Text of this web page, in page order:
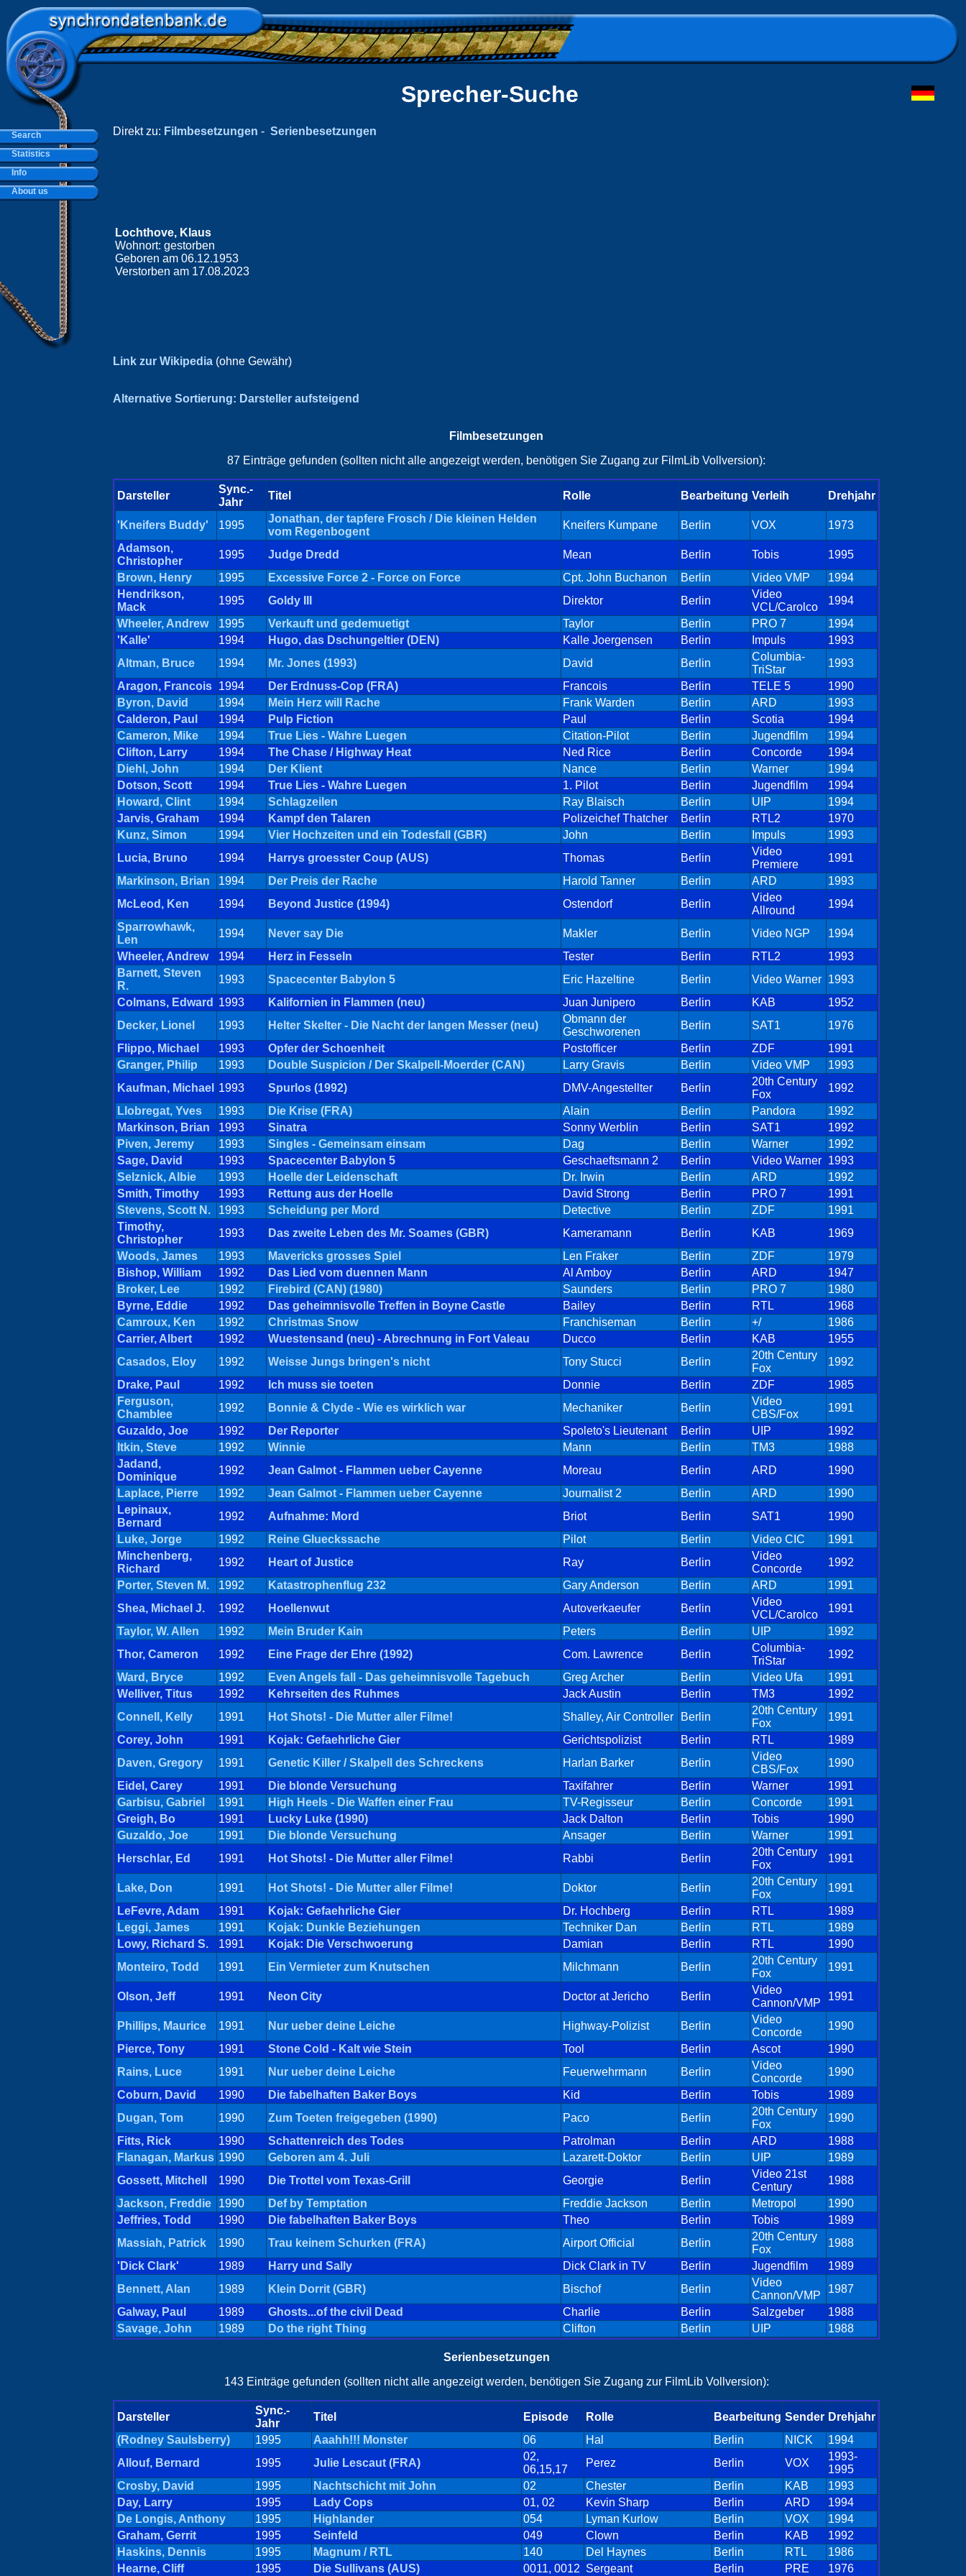
Sprecher-Suche
Direkt zu: Filmbesetzungen - Serienbesetzungen
Lochthove, Klaus
Wohnort: gestorben
Geboren am 06.12.1953
Verstorben am 17.08.2023
Link zur Wikipedia (ohne Gewähr)
Alternative Sortierung: Darsteller aufsteigend
Filmbesetzungen
87 Einträge gefunden (sollten nicht alle angezeigt werden, benötigen Sie Zugang zur FilmLib Vollversion):
Darsteller
Sync.-
Jahr
Titel Rolle Bearbeitung Verleih Drehjahr
'Kneifers Buddy' 1995
Jonathan, der tapfere Frosch / Die kleinen Helden
vom Regenbogent
Kneifers Kumpane Berlin VOX
1973
Adamson,
Christopher
1995 Judge Dredd Mean Berlin Tobis
1995
Brown, Henry
1995 Excessive Force 2 - Force on Force Cpt. John Buchanon Berlin Video VMP
1994
Hendrikson,
Mack
1995 Goldy III Direktor Berlin
Video
VCL/Carolco
1994
Wheeler, Andrew
1995 Verkauft und gedemuetigt Taylor Berlin PRO 7
1994
'Kalle'
1994 Hugo, das Dschungeltier (DEN) Kalle Joergensen Berlin Impuls
1993
Altman, Bruce
1994 Mr. Jones (1993) David Berlin
Columbia-
TriStar
1993
Aragon, Francois 1994 Der Erdnuss-Cop (FRA) Francois Berlin TELE 5
1990
Byron, David
1994 Mein Herz will Rache Frank Warden Berlin ARD
1993
Calderon, Paul
1994 Pulp Fiction Paul Berlin Scotia
1994
Cameron, Mike
1994 True Lies - Wahre Luegen Citation-Pilot Berlin Jugendfilm
1994
Clifton, Larry
1994 The Chase / Highway Heat Ned Rice Berlin Concorde
1994
Diehl, John
1994 Der Klient Nance Berlin Warner
1994
Dotson, Scott
1994 True Lies - Wahre Luegen 1. Pilot Berlin Jugendfilm
1994
Howard, Clint
1994 Schlagzeilen Ray Blaisch Berlin UIP
1994
Jarvis, Graham
1994 Kampf den Talaren Polizeichef Thatcher Berlin RTL2
1970
Kunz, Simon
1994 Vier Hochzeiten und ein Todesfall (GBR) John Berlin Impuls
1993
Lucia, Bruno
1994 Harrys groesster Coup (AUS) Thomas Berlin
Video
Premiere
1991
Markinson, Brian
1994 Der Preis der Rache Harold Tanner Berlin ARD
1993
McLeod, Ken
1994 Beyond Justice (1994) Ostendorf Berlin
Video
Allround
1994
Sparrowhawk,
Len
1994 Never say Die Makler Berlin Video NGP
1994
Wheeler, Andrew
1994 Herz in Fesseln Tester Berlin RTL2
1993
Barnett, Steven
R.
1993 Spacecenter Babylon 5 Eric Hazeltine Berlin Video Warner 1993
Colmans, Edward
1993 Kalifornien in Flammen (neu) Juan Junipero Berlin KAB
1952
Decker, Lionel
1993 Helter Skelter - Die Nacht der langen Messer (neu)
Obmann der
Geschworenen
Berlin SAT1
1976
Flippo, Michael
1993 Opfer der Schoenheit Postofficer Berlin ZDF
1991
Granger, Philip
1993 Double Suspicion / Der Skalpell-Moerder (CAN) Larry Gravis Berlin Video VMP
1993
Kaufman, Michael
1993 Spurlos (1992) DMV-Angestellter Berlin
20th Century
Fox
1992
Llobregat, Yves
1993 Die Krise (FRA) Alain Berlin Pandora
1992
Markinson, Brian
1993 Sinatra Sonny Werblin Berlin SAT1
1992
Piven, Jeremy
1993 Singles - Gemeinsam einsam Dag Berlin Warner
1992
Sage, David
1993 Spacecenter Babylon 5 Geschaeftsmann 2 Berlin Video Warner 1993
Selznick, Albie
1993 Hoelle der Leidenschaft Dr. Irwin Berlin ARD
1992
Smith, Timothy
1993 Rettung aus der Hoelle David Strong Berlin PRO 7
1991
Stevens, Scott N.
1993 Scheidung per Mord Detective Berlin ZDF
1991
Timothy,
Christopher
1993 Das zweite Leben des Mr. Soames (GBR) Kameramann Berlin KAB
1969
Woods, James
1993 Mavericks grosses Spiel Len Fraker Berlin ZDF
1979
Bishop, William
1992 Das Lied vom duennen Mann Al Amboy Berlin ARD
1947
Broker, Lee
1992 Firebird (CAN) (1980) Saunders Berlin PRO 7
1980
Byrne, Eddie
1992 Das geheimnisvolle Treffen in Boyne Castle Bailey Berlin RTL
1968
Camroux, Ken
1992 Christmas Snow Franchiseman Berlin +/
1986
Carrier, Albert
1992 Wuestensand (neu) - Abrechnung in Fort Valeau Ducco Berlin KAB
1955
Casados, Eloy
1992 Weisse Jungs bringen's nicht Tony Stucci Berlin
20th Century
Fox
1992
Drake, Paul
1992 Ich muss sie toeten Donnie Berlin ZDF
1985
Ferguson,
Chamblee
1992 Bonnie & Clyde - Wie es wirklich war Mechaniker Berlin
Video
CBS/Fox
1991
Guzaldo, Joe
1992 Der Reporter Spoleto's Lieutenant Berlin UIP
1992
Itkin, Steve
1992 Winnie Mann Berlin TM3
1988
Jadand,
Dominique
1992 Jean Galmot - Flammen ueber Cayenne Moreau Berlin ARD
1990
Laplace, Pierre
1992 Jean Galmot - Flammen ueber Cayenne Journalist 2 Berlin ARD
1990
Lepinaux,
Bernard
1992 Aufnahme: Mord Briot Berlin SAT1
1990
Luke, Jorge
1992 Reine Glueckssache Pilot Berlin Video CIC
1991
Minchenberg,
Richard
1992 Heart of Justice Ray Berlin
Video
Concorde
1992
Porter, Steven M.
1992 Katastrophenflug 232 Gary Anderson Berlin ARD
1991
Shea, Michael J.
1992 Hoellenwut Autoverkaeufer Berlin
Video
VCL/Carolco
1991
Taylor, W. Allen
1992 Mein Bruder Kain Peters Berlin UIP
1992
Thor, Cameron
1992 Eine Frage der Ehre (1992) Com. Lawrence Berlin
Columbia-
TriStar
1992
Ward, Bryce
1992 Even Angels fall - Das geheimnisvolle Tagebuch Greg Archer Berlin Video Ufa
1991
Welliver, Titus
1992 Kehrseiten des Ruhmes Jack Austin Berlin TM3
1992
Connell, Kelly
1991 Hot Shots! - Die Mutter aller Filme! Shalley, Air Controller Berlin
20th Century
Fox
1991
Corey, John
1991 Kojak: Gefaehrliche Gier Gerichtspolizist Berlin RTL
1989
Daven, Gregory
1991 Genetic Killer / Skalpell des Schreckens Harlan Barker Berlin
Video
CBS/Fox
1990
Eidel, Carey
1991 Die blonde Versuchung Taxifahrer Berlin Warner
1991
Garbisu, Gabriel
1991 High Heels - Die Waffen einer Frau TV-Regisseur Berlin Concorde
1991
Greigh, Bo
1991 Lucky Luke (1990) Jack Dalton Berlin Tobis
1990
Guzaldo, Joe
1991 Die blonde Versuchung Ansager Berlin Warner
1991
Herschlar, Ed
1991 Hot Shots! - Die Mutter aller Filme! Rabbi Berlin
20th Century
Fox
1991
Lake, Don 1991 Hot Shots! - Die Mutter aller Filme! Doktor Berlin
20th Century
Fox
1991
LeFevre, Adam
1991 Kojak: Gefaehrliche Gier Dr. Hochberg Berlin RTL
1989
Leggi, James
1991 Kojak: Dunkle Beziehungen Techniker Dan Berlin RTL
1989
Lowy, Richard S.
1991 Kojak: Die Verschwoerung Damian Berlin RTL
1990
Monteiro, Todd
1991 Ein Vermieter zum Knutschen Milchmann Berlin
20th Century
Fox
1991
Olson, Jeff 1991 Neon City Doctor at Jericho Berlin
Video
Cannon/VMP
1991
Phillips, Maurice 1991 Nur ueber deine Leiche Highway-Polizist Berlin
Video
Concorde
1990
Pierce, Tony
1991 Stone Cold - Kalt wie Stein Tool Berlin Ascot
1990
Rains, Luce
1991 Nur ueber deine Leiche Feuerwehrmann Berlin
Video
Concorde
1990
Coburn, David
1990 Die fabelhaften Baker Boys Kid Berlin Tobis
1989
Dugan, Tom
1990 Zum Toeten freigegeben (1990) Paco Berlin
20th Century
Fox
1990
Fitts, Rick
1990 Schattenreich des Todes Patrolman Berlin ARD
1988
Flanagan, Markus 1990 Geboren am 4. Juli Lazarett-Doktor Berlin UIP
1989
Gossett, Mitchell
1990 Die Trottel vom Texas-Grill Georgie Berlin
Video 21st
Century
1988
Jackson, Freddie
1990 Def by Temptation Freddie Jackson Berlin Metropol
1990
Jeffries, Todd
1990 Die fabelhaften Baker Boys Theo Berlin Tobis
1989
Massiah, Patrick
1990 Trau keinem Schurken (FRA) Airport Official Berlin
20th Century
Fox
1988
'Dick Clark'
1989 Harry und Sally Dick Clark in TV Berlin Jugendfilm
1989
Bennett, Alan
1989 Klein Dorrit (GBR) Bischof Berlin
Video
Cannon/VMP
1987
Galway, Paul
1989 Ghosts...of the civil Dead Charlie Berlin Salzgeber
1988
Savage, John
1989 Do the right Thing Clifton Berlin UIP 1988
Serienbesetzungen
143 Einträge gefunden (sollten nicht alle angezeigt werden, benötigen Sie Zugang zur FilmLib Vollversion):
Darsteller
Sync.-
Jahr
Titel Episode Rolle Bearbeitung Sender Drehjahr
(Rodney Saulsberry)
1995 Aaahh!!! Monster 06 Hal Berlin NICK
1994
Allouf, Bernard
1995 Julie Lescaut (FRA)
02,
06,15,17
Perez Berlin VOX
1993-
1995
Crosby, David
1995 Nachtschicht mit John 02 Chester Berlin KAB
1993
Day, Larry
1995 Lady Cops 01, 02 Kevin Sharp Berlin ARD
1994
De Longis, Anthony
1995 Highlander 054 Lyman Kurlow Berlin VOX
1994
Graham, Gerrit
1995 Seinfeld 049 Clown Berlin KAB
1992
Haskins, Dennis
1995 Magnum / RTL 140 Del Haynes Berlin RTL
1986
Hearne, Cliff
1995 Die Sullivans (AUS) 0011, 0012 Sergeant Berlin PRE 1976
Search
Statistics
Info
About us